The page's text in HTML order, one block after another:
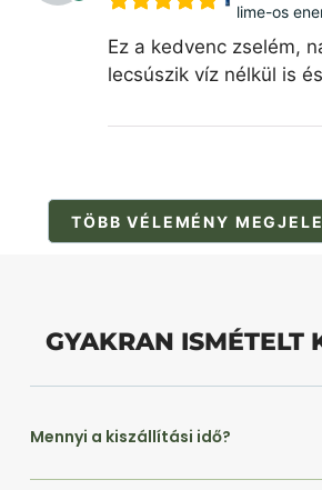
lime-os
Ez a kedvenc zselém,
lecsúszik víz nélkül is
TÖBB VÉLEMÉNY
GYAKRAN ISMÉTELT
Mennyi a kiszállítási idő?